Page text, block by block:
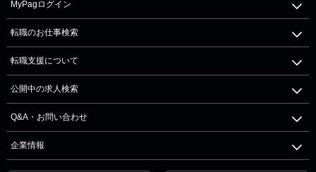
MyPagログイン
転職のお仕事検索
転職支援について
公開中の求人検索
Q&A・お問い合わせ
企業情報